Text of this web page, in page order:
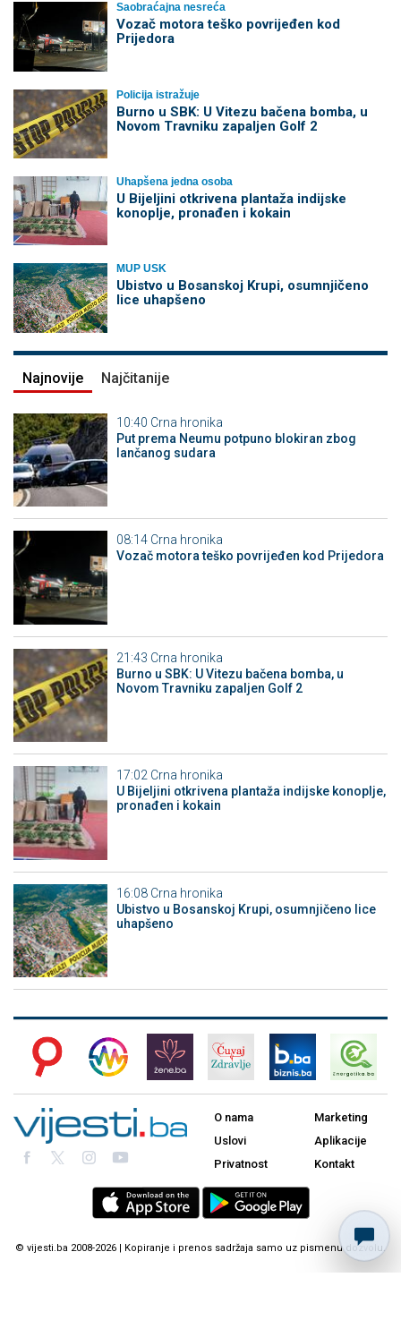
Saobraćajna nesreća
Vozač motora teško povrijeđen kod
Prijedora
Policija istražuje
Burno u SBK: U Vitezu bačena bomba, u
Novom Travniku zapaljen Golf 2
Uhapšena jedna osoba
​U Bijeljini otkrivena plantaža indijske
konoplje, pronađen i kokain
MUP USK
Ubistvo u Bosanskoj Krupi, osumnjičeno
lice uhapšeno
Najnovije Najčitanije
10:40 Crna hronika
Put prema Neumu potpuno blokiran zbog
lančanog sudara
08:14 Crna hronika
Vozač motora teško povrijeđen kod Prijedora
21:43 Crna hronika
Burno u SBK: U Vitezu bačena bomba, u
Novom Travniku zapaljen Golf 2
17:02 Crna hronika
​U Bijeljini otkrivena plantaža indijske konoplje,
pronađen i kokain
16:08 Crna hronika
Ubistvo u Bosanskoj Krupi, osumnjičeno lice
uhapšeno
O nama
Uslovi
Privatnost
Marketing
Aplikacije
Kontakt
© vijesti.ba 2008-2026 | Kopiranje i prenos sadržaja samo uz pismenu dozvolu.